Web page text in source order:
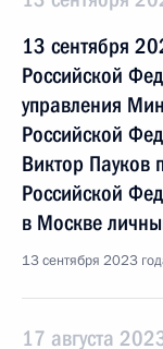
13 сентября
Российской
управления
Российской
Виктор Пауков
Российской
в Москве
13 сентября 2023
17 августа